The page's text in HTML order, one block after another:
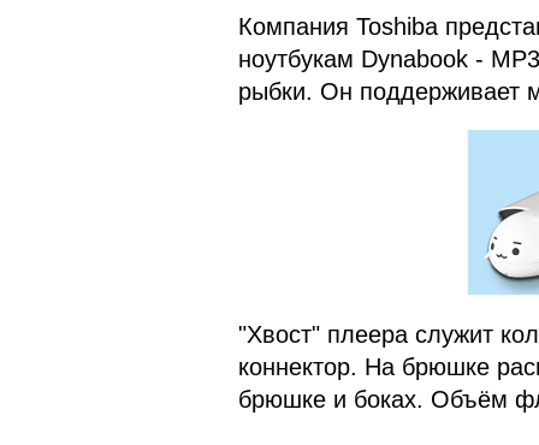
Компания Toshiba
ноутбукам Dynabook -
рыбки. Он поддерживает
"Хвост" плеера служит
коннектор. На брюшке
брюшке и боках. Объём